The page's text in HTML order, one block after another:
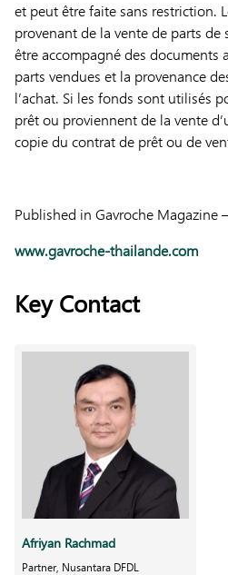
et peut être faite sans restriction.
provenant de la vente de parts
être accompagné des documents
parts vendues et la provenance
l’achat. Si les fonds sont utilisés
prêt ou proviennent de la vente
copie du contrat de prêt ou de
Published in Gavroche Magazine
www.gavroche-thailande.com
Key Contact
Afriyan Rachmad
Partner, Nusantara DFDL